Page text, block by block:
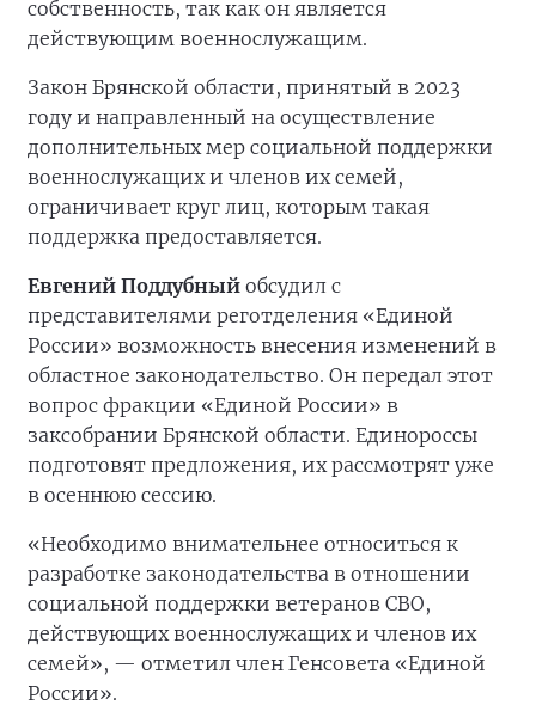
собственность, так как он является
действующим военнослужащим.
Закон Брянской области, принятый в 2023
году и направленный на осуществление
дополнительных мер социальной поддержки
военнослужащих и членов их семей,
ограничивает круг лиц, которым такая
поддержка предоставляется.
Евгений Поддубный обсудил с
представителями реготделения «Единой
России» возможность внесения изменений в
областное законодательство. Он передал этот
вопрос фракции «Единой России» в
заксобрании Брянской области. Единороссы
подготовят предложения, их рассмотрят уже
в осеннюю сессию.
«Необходимо внимательнее относиться к
разработке законодательства в отношении
социальной поддержки ветеранов СВО,
действующих военнослужащих и членов их
семей», — отметил член Генсовета «Единой
России».